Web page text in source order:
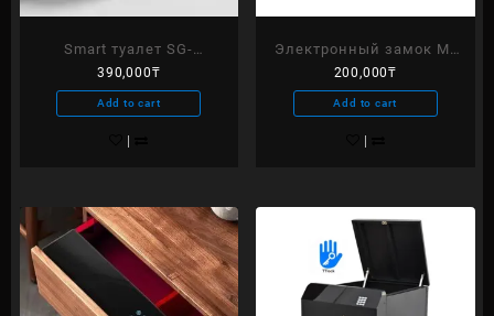
Smart туалет SG-
SSLP069W
390,000₸
Add to cart
Электронный замок MI
Magic Face ID
200,000₸
Add to cart